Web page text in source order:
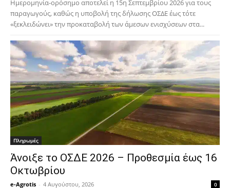
Ημερομηνία-ορόσημο αποτελεί η 15η Σεπτεμβρίου 2026 για τους
παραγωγούς, καθώς η υποβολή της δήλωσης ΟΣΔΕ έως τότε
«ξεκλειδώνει» την προκαταβολή των άμεσων ενισχύσεων στα...
Πληρωμές
Άνοιξε το ΟΣΔΕ 2026 – Προθεσμία έως 16
Οκτωβρίου
e-Agrotis - 4 Αυγούστου, 2026 0